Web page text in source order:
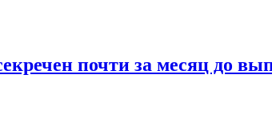
почти за месяц до